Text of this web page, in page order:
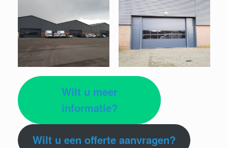
Wilt u meer
informatie?
Wilt u een offerte aanvragen?